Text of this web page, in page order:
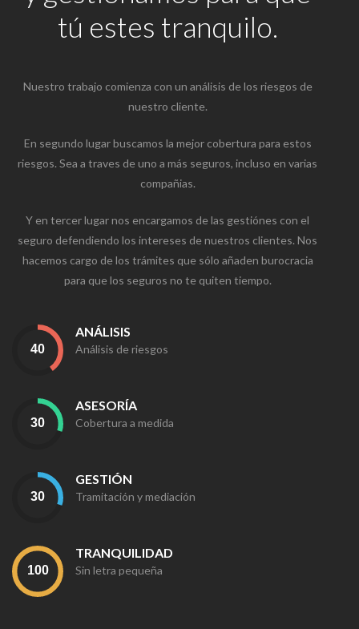
tú estes tranquilo.
Nuestro trabajo comienza con un análisis de los riesgos de
nuestro cliente.
En segundo lugar buscamos la mejor cobertura para estos
riesgos. Sea a traves de uno a más seguros, incluso en varias
compañias.
Y en tercer lugar nos encargamos de las gestiónes con el
seguro defendiendo los intereses de nuestros clientes. Nos
hacemos cargo de los trámites que sólo añaden burocracia
para que los seguros no te quiten tiempo.
ANÁLISIS
Análisis de riesgos
ASESORÍA
Cobertura a medida
GESTIÓN
Tramitación y mediación
TRANQUILIDAD
Sin letra pequeña